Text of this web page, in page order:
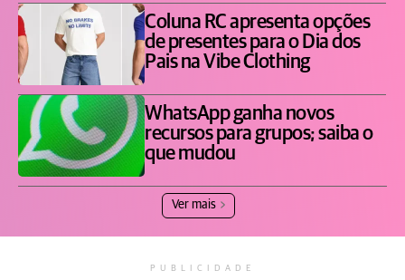
Coluna RC apresenta opções
de presentes para o Dia dos
Pais na Vibe Clothing
WhatsApp ganha novos
recursos para grupos; saiba o
que mudou
Ver mais
PUBLICIDADE